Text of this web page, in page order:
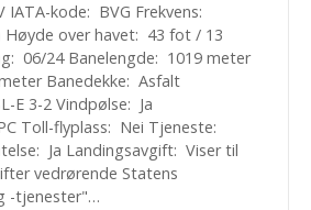
IATA-kode: BVG Frekvens:
Høyde over havet: 43 fot / 13
06/24 Banelengde: 1019 meter
Banedekke: Asfalt
E 3-2 Vindpølse: Ja
Toll-flyplass: Nei Tjeneste:
Ja Landingsavgift: Viser til
vedrørende Statens
-tjenester"…